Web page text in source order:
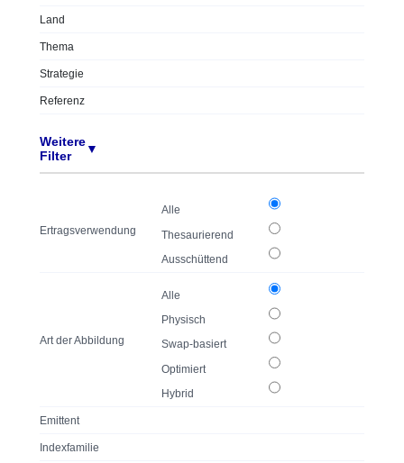
Land
Thema
Strategie
Referenz
Weitere
Filter
▼
Ertragsverwendung
Alle
Thesaurierend
Ausschüttend
Art der Abbildung
Alle
Physisch
Swap-basiert
Optimiert
Hybrid
Emittent
Indexfamilie